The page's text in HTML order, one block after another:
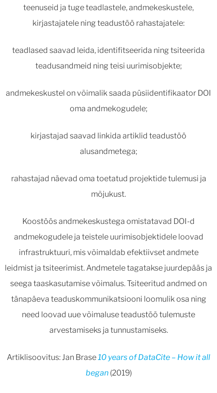
teenuseid ja tuge teadlastele, andmekeskustele,
kirjastajatele ning teadustöö rahastajatele:
teadlased saavad leida, identifitseerida ning tsiteerida
teadusandmeid ning teisi uurimisobjekte;
andmekeskustel on võimalik saada püsiidentifikaator DOI
oma andmekogudele;
kirjastajad saavad linkida artiklid teadustöö
alusandmetega;
rahastajad näevad oma toetatud projektide tulemusi ja
mõjukust.
Koostöös andmekeskustega omistatavad DOI-d
andmekogudele ja teistele uurimisobjektidele loovad
infrastruktuuri, mis võimaldab efektiivset andmete
leidmist ja tsiteerimist. Andmetele tagatakse juurdepääs ja
seega taaskasutamise võimalus. Tsiteeritud andmed on
tänapäeva teaduskommunikatsiooni loomulik osa ning
need loovad uue võimaluse teadustöö tulemuste
arvestamiseks ja tunnustamiseks.
Artiklisoovitus: Jan Brase10 years of DataCite – How it all
began(2019)